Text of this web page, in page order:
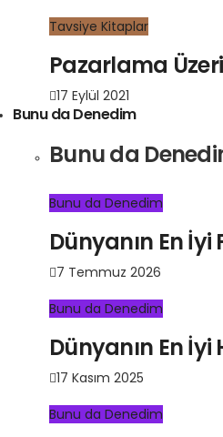
Tavsiye Kitaplar
Pazarlama
17 Eylül 2021
Bunu da Denedim
Bunu da
Bunu da Denedim
Dünyanın En
7 Temmuz 2026
Bunu da Denedim
Dünyanın En
17 Kasım 2025
Bunu da Denedim